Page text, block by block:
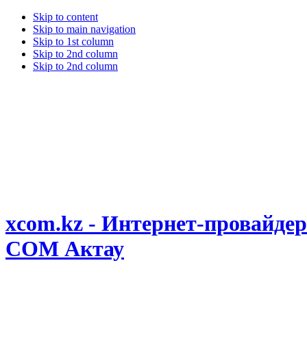
Skip to content
Skip to main navigation
Skip to 1st column
Skip to 2nd column
Skip to 2nd column
xcom.kz - Интернет-
COM Актау